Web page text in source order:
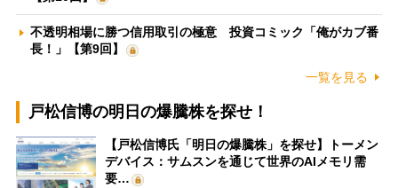
不透明相場に勝つ信用取引の極意 投資コミック「俺がカブ番
長！」【第9回】
一覧を見る
戸松信博の明日の爆騰株を探せ！
【戸松信博氏「明日の爆騰株」を探せ】トーメン
デバイス：サムスンを通じて世界のAIメモリ需
要…